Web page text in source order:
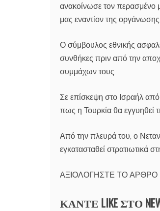
ανακοίνωσε τον περασμένο
μας εναντίον της
Ο σύμβουλος εθνικής
συνθήκες πριν από την
συμμάχων τους.
Σε επίσκεψη στο Ισραήλ
πως η Τουρκία θα εγγυηθεί
Από την πλευρά του, ο
εγκατασταθεί στρατιωτικά
ΑΞΙΟΛΟΓΗΣΤΕ ΤΟ ΑΡΘΡΟ
ΚΑΝΤΕ LIKE ΣΤΟ